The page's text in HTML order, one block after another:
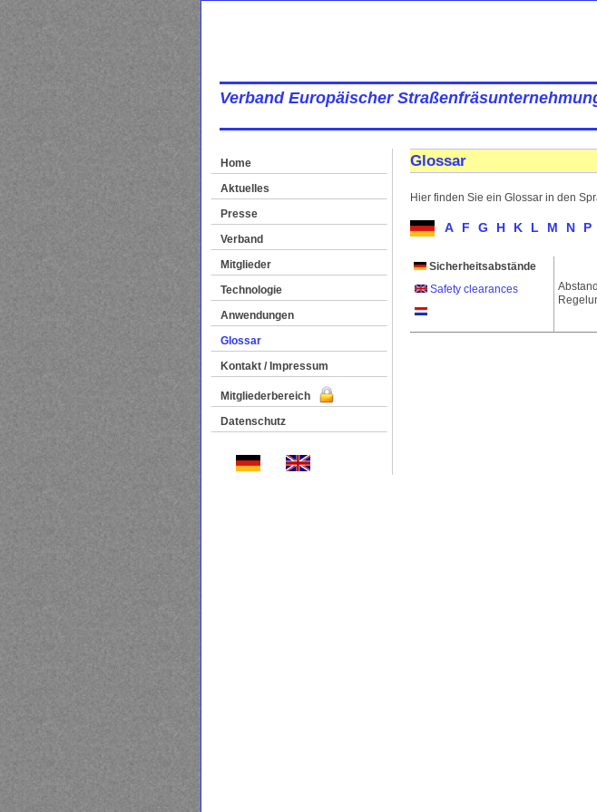
Verband Europäischer
Home
Aktuelles
Presse
Verband
Mitglieder
Technologie
Anwendungen
Glossar
Kontakt / Impressum
Mitgliederbereich
Datenschutz
Glossar
Hier finden Sie ein Glossar in den
A F G H K L M N P
Sicherheitsabstände
Safety clearances